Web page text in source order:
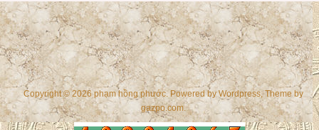
Copyright © 2026 phạm hồng phước. Powered byWordpress, Theme by
gazpo.com.